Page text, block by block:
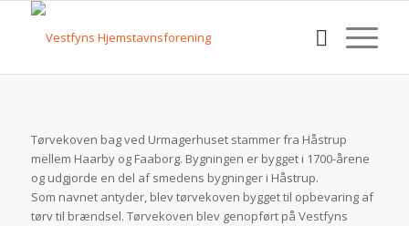
Tørvekoven bag ved Urmagerhuset stammer fra Håstrup
mellem Haarby og Faaborg. Bygningen er bygget i 1700-årene
og udgjorde en del af smedens bygninger i Håstrup.
Som navnet antyder, blev tørvekoven bygget til opbevaring af
tørv til brændsel. Tørvekoven blev genopført på Vestfyns